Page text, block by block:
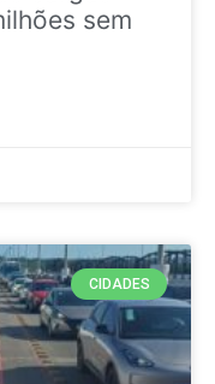
sem
CIDADES